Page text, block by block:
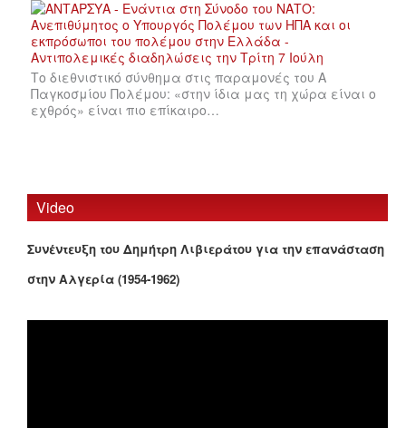
Το διεθνιστικό σύνθημα στις παραμονές του Α
Παγκοσμίου Πολέμου: «στην ίδια μας τη χώρα είναι ο
εχθρός» είναι πιο επίκαιρο…
Video
Συνέντευξη του Δημήτρη Λιβιεράτου για την επανάσταση
στην Αλγερία (1954-1962)